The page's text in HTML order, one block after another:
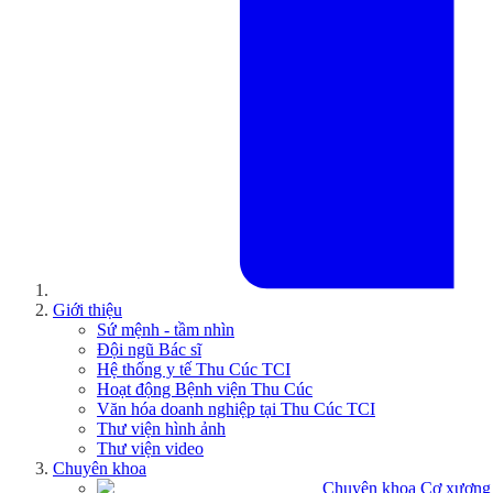
Giới thiệu
Sứ mệnh - tầm nhìn
Đội ngũ Bác sĩ
Hệ thống y tế Thu Cúc TCI
Hoạt động Bệnh viện Thu Cúc
Văn hóa doanh nghiệp tại Thu Cúc TCI
Thư viện hình ảnh
Thư viện video
Chuyên khoa
Chuyên khoa Cơ